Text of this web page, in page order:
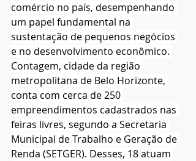
comércio no país, desempenhando
um papel fundamental na
sustentação de pequenos negócios
e no desenvolvimento econômico.
Contagem, cidade da região
metropolitana de Belo Horizonte,
conta com cerca de 250
empreendimentos cadastrados nas
feiras livres, segundo a Secretaria
Municipal de Trabalho e Geração de
Renda (SETGER). Desses, 18 atuam